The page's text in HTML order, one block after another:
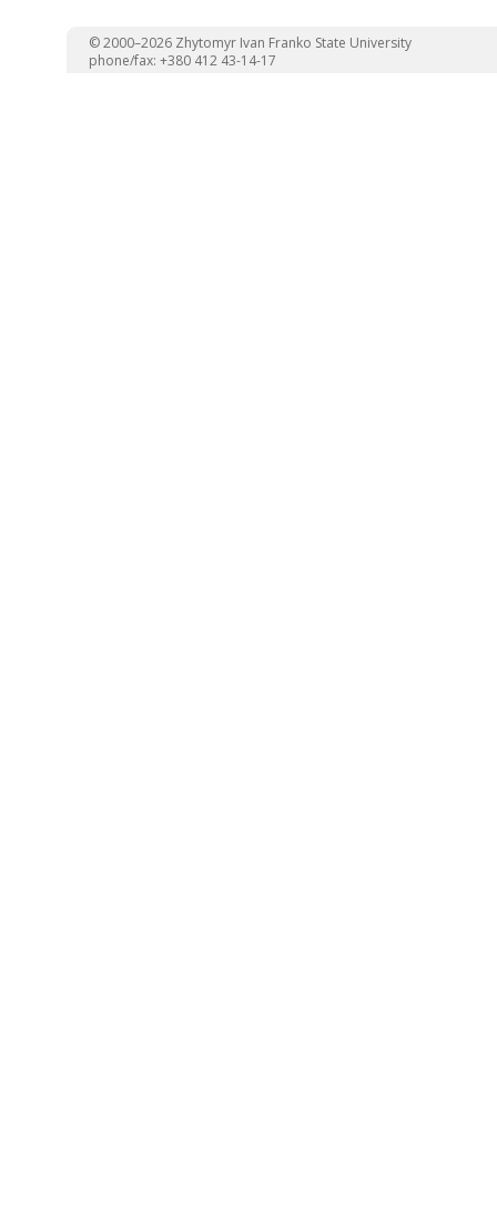
© 2000–2026 Zhytomyr Ivan Franko State University
phone/fax: +380 412 43-14-17